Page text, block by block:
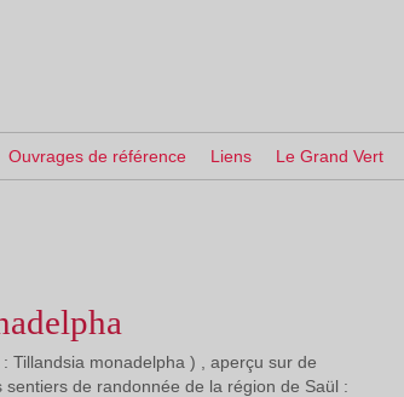
Ouvrages de référence Liens Le Grand Vert
Tillandsia monadelpha ) , aperçu sur de
de randonnée de la région de Saül :